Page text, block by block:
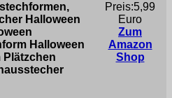
Halloween
Halloween
Preis:5,99
Euro
Zum
Amazon
Shop